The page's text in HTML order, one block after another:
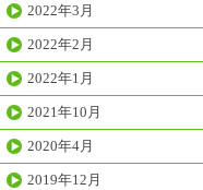
2022年3月
2022年2月
2022年1月
2021年10月
2020年4月
2019年12月